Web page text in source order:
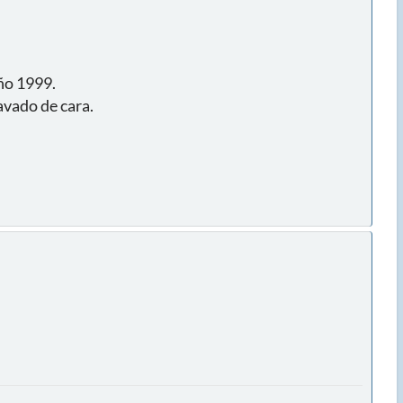
1999.
de cara.